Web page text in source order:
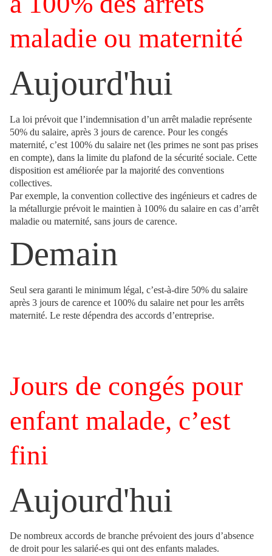
maladie ou maternité
Aujourd'hui
La loi prévoit que l’indemnisation d’un arrêt maladie représente
50% du salaire, après 3 jours de carence. Pour les congés
maternité, c’est 100% du salaire net (les primes ne sont pas prises
en compte), dans la limite du plafond de la sécurité sociale. Cette
disposition est améliorée par la majorité des conventions
collectives.
Par exemple, la convention collective des ingénieurs et cadres de
la métallurgie prévoit le maintien à 100% du salaire en cas d’arrêt
maladie ou maternité, sans jours de carence.
Demain
Seul sera garanti le minimum légal, c’est-à-dire 50% du salaire
après 3 jours de carence et 100% du salaire net pour les arrêts
maternité. Le reste dépendra des accords d’entreprise.
Jours de congés pour
enfant malade, c’est
fini
Aujourd'hui
De nombreux accords de branche prévoient des jours d’absence
de droit pour les salarié-es qui ont des enfants malades.